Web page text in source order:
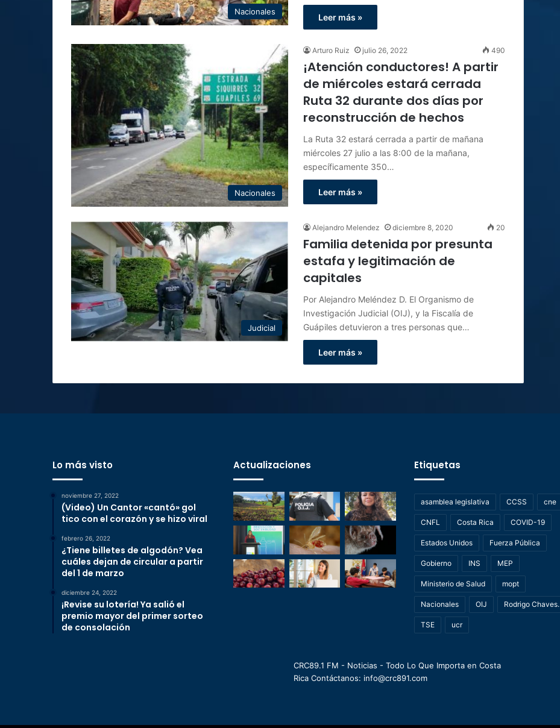
Nacionales
Leer más »
Nacionales
Arturo Ruiz julio 26, 2022 490
¡Atención conductores! A partir
de miércoles estará cerrada
Ruta 32 durante dos días por
reconstrucción de hechos
La Ruta 32 estará cerrada a partir de mañana
miércoles 27 julio a las 8:00 de la mañana,
específicamente 350…
Leer más »
Judicial
Alejandro Melendez diciembre 8, 2020 20
Familia detenida por presunta
estafa y legitimación de
capitales
Por Alejandro Meléndez D. El Organismo de
Investigación Judicial (OIJ), y la Fiscalía de
Guápiles detuvieron a tres personas que…
Leer más »
Lo más visto
noviembre 27, 2022
(Video) Un Cantor «cantó» gol
tico con el corazón y se hizo viral
febrero 26, 2022
¿Tiene billetes de algodón? Vea
cuáles dejan de circular a partir
del 1 de marzo
diciembre 24, 2022
¡Revise su lotería! Ya salió el
premio mayor del primer sorteo
de consolación
Actualizaciones Etiquetas
asamblea legislativa CCSS cne
CNFL Costa Rica COVID-19
Estados Unidos Fuerza Pública
Gobierno INS MEP
Ministerio de Salud mopt
Nacionales OIJ Rodrigo Chaves.
TSE ucr
CRC89.1 FM - Noticias - Todo Lo Que Importa en Costa
Rica Contáctanos: info@crc891.com